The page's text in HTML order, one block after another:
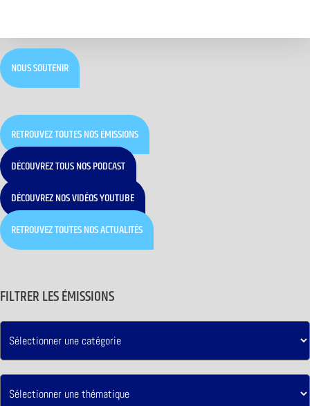
NOUS SOUTENIR
RETROUVEZ TOUTES NOS ÉMISSIONS
DÉCOUVREZ TOUS NOS PODCAST
DÉCOUVREZ NOS VIDÉOS YOUTUBE
RETROUVEZ TOUTES NOS ACTUALITÉS
FILTRER LES ÉMISSIONS